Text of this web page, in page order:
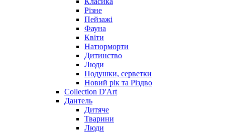
Різне
Пейзажі
Фауна
Квіти
Натюрморти
Дитинство
Люди
Подушки, серветки
Новий рік та Різдво
Collection D'Art
Дантель
Дитяче
Тварини
Люди